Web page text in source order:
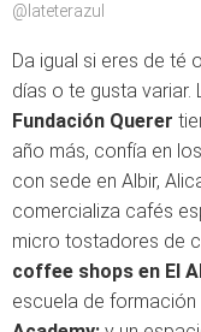
@lateterazul
Da igual si eres de té
días o te gusta variar.
Fundación Querer
año más, confía en
con sede en Albir,
comercializa cafés
micro tostadores de
coffee shops en El
escuela de formación